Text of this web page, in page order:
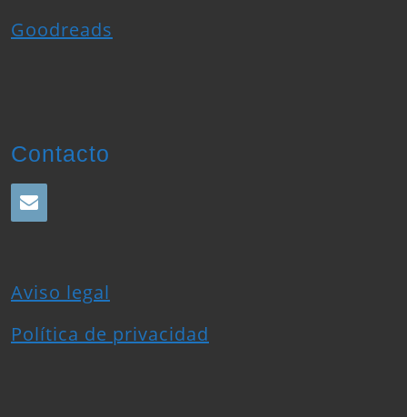
Goodreads
Contacto
Aviso legal
Política de privacidad